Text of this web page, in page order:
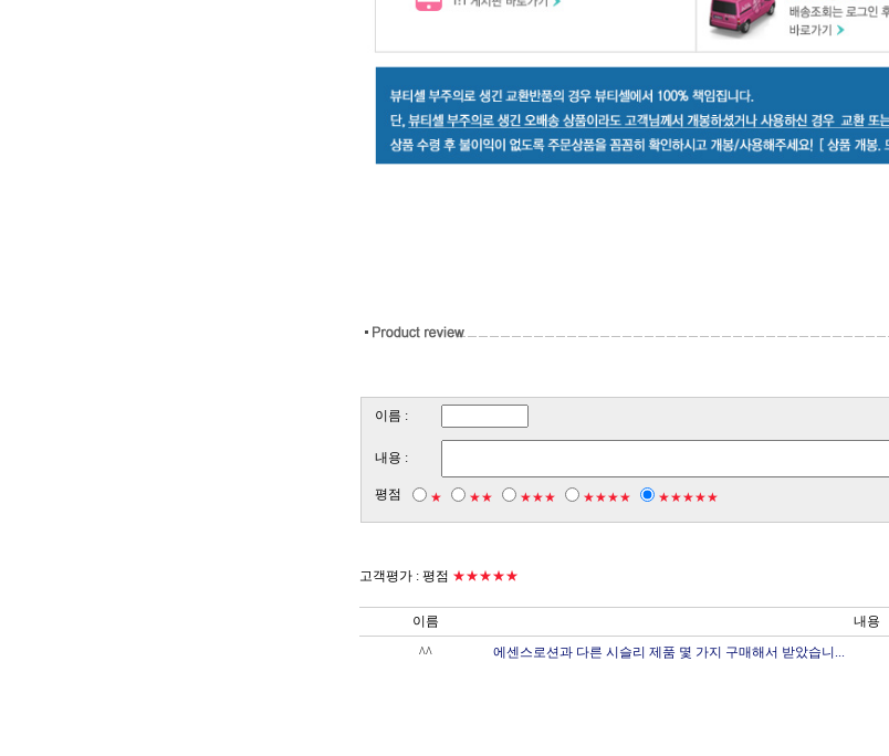
이름 :
내용 :
평점 ★ ★★ ★★★ ★★★★ ★★★★★
고객평가 : 평점 ★★★★★
이름 내용
^^
에센스로션과 다른 시슬리 제품 몇 가지 구매해서 받았습니...